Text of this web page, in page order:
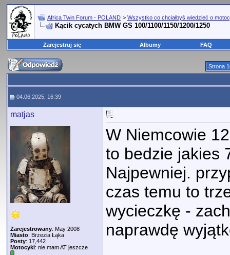
Africa Twin Forum - POLAND > Wszystko co chciałbyś wiedzieć o
Kącik cycatych BMW GS 100/1100/1150/1200/1250
Zarejestruj się Albumy FAQ
Strona
04.06.2025, 16:39
matjas
Zarejestrowany: May 2008
Miasto: Brzezia Łąka
Posty: 17,442
Motocykl: nie mam AT jeszcze
W Niemcowie
to bedzie jakies
Najpewniej.
czas temu to
wycieczkę -
naprawdę